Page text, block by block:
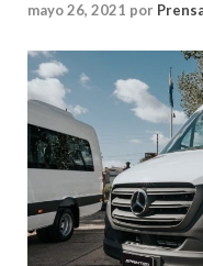
mayo 26, 2021 por